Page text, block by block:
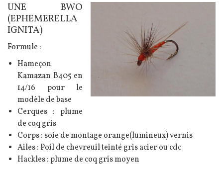
Texte
UNE BWO
(EPHEMERELLA
IGNITA)
Formule :
Hameçon
Kamazan B405 en
14/16 pour le
modèle de base
Cerques : plume
de coq gris
Corps : soie de montage orange(lumineux) vernis
Ailes : Poil de chevreuil teinté gris acier ou cdc
Hackles : plume de coq gris moyen